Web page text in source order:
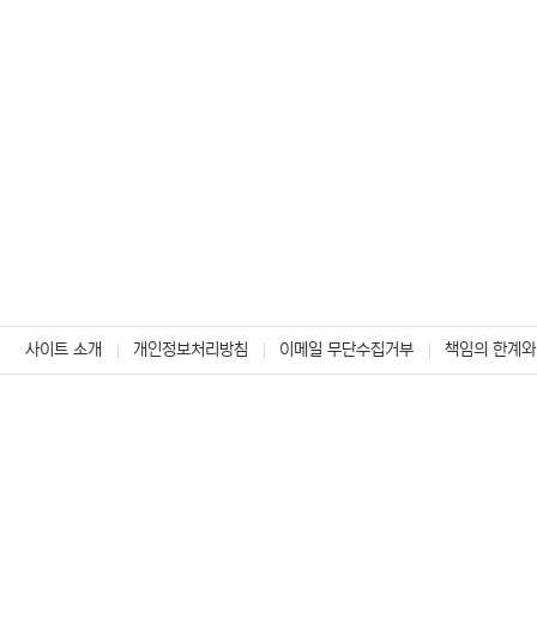
사이트 소개 개인정보처리방침 이메일 무단수집거부 책임의 한계